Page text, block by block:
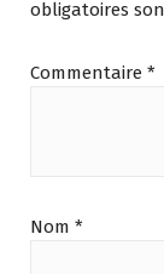
obligatoires
Commentaire *
Nom *